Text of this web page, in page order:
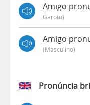
Amigo
Garoto)
Amigo
(masculino)
Pronúncia